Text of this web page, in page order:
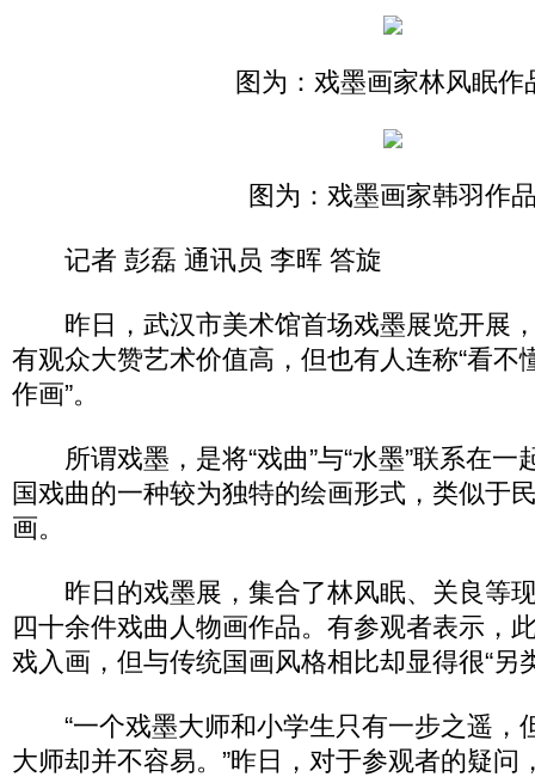
图为：戏墨画家林风眠作
图为：戏墨画家韩羽作
记者 彭磊 通讯员 李晖 答旋
昨日，武汉市美术馆首场戏墨展览开展
有观众大赞艺术价值高，但也有人连称“看不
作画”。
所谓戏墨，是将“戏曲”与“水墨”联系在一
国戏曲的一种较为独特的绘画形式，类似于
画。
昨日的戏墨展，集合了林风眠、关良等
四十余件戏曲人物画作品。有参观者表示，
戏入画，但与传统国画风格相比却显得很“另
“一个戏墨大师和小学生只有一步之遥，
大师却并不容易。”昨日，对于参观者的疑问